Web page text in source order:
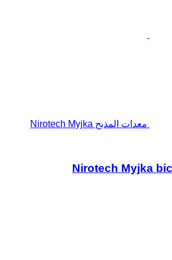
معدات المذبح Nirotech Myjka
Nirotech Myjka